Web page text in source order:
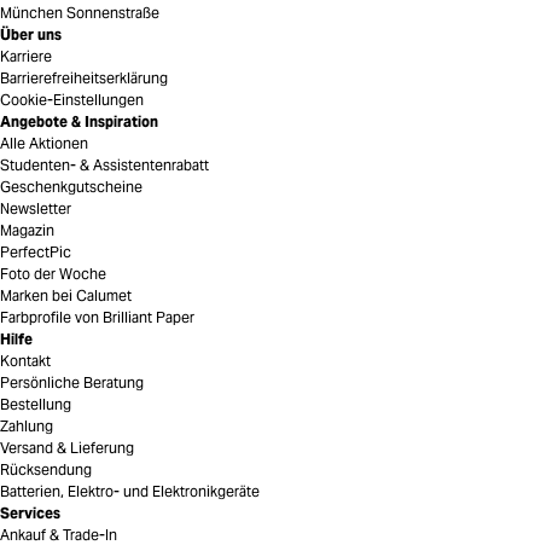
München Sonnenstraße
Über uns
Karriere
Barrierefreiheitserklärung
Cookie-Einstellungen
Angebote & Inspiration
Alle Aktionen
Studenten- & Assistentenrabatt
Geschenkgutscheine
Newsletter
Magazin
PerfectPic
Foto der Woche
Marken bei Calumet
Farbprofile von Brilliant Paper
Hilfe
Kontakt
Persönliche Beratung
Bestellung
Zahlung
Versand & Lieferung
Rücksendung
Batterien, Elektro- und Elektronikgeräte
Services
Ankauf & Trade-In